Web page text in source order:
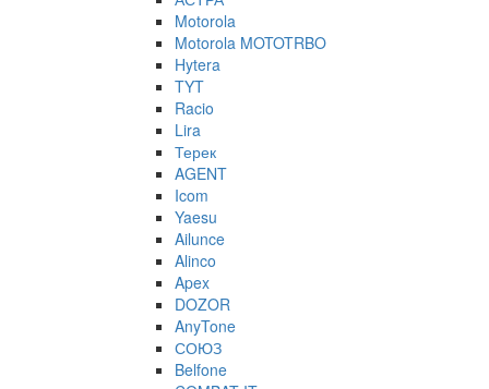
Motorola
Motorola MOTOTRBO
Hytera
TYT
Racio
Lira
Терек
AGENT
Icom
Yaesu
Ailunce
Alinco
Apex
DOZOR
AnyTone
СОЮЗ
Belfone